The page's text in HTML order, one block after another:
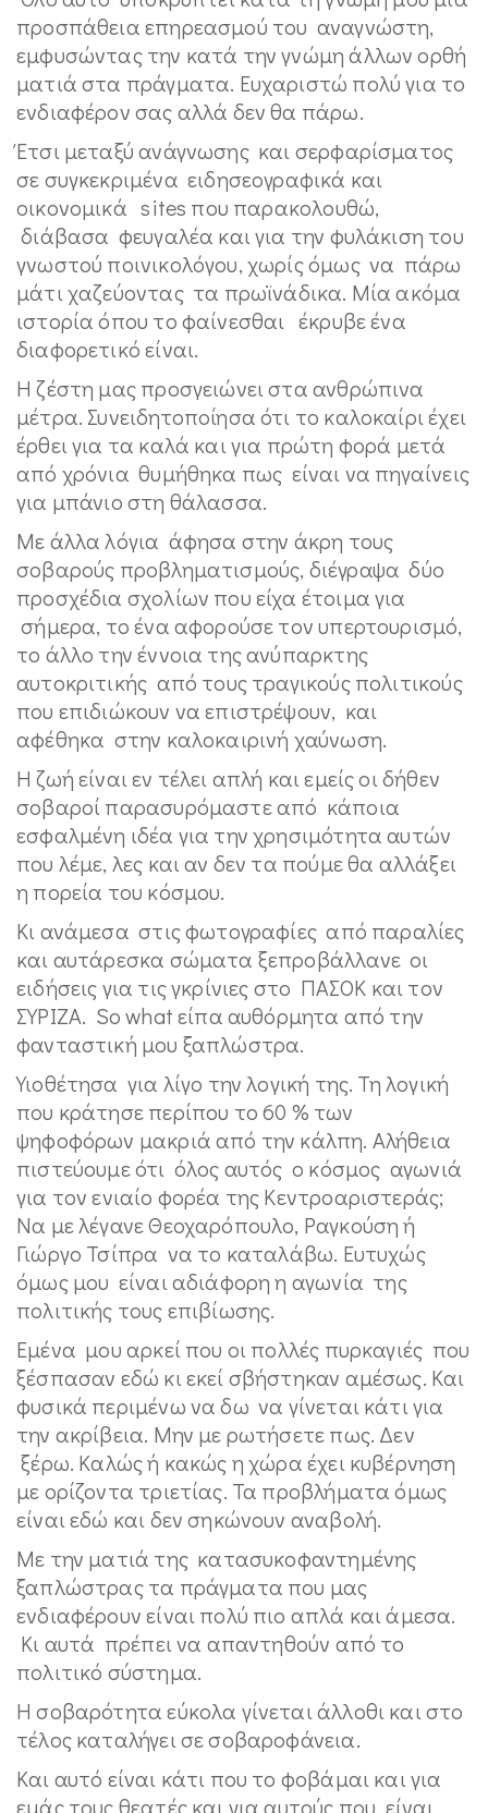
προσπάθεια επηρεασμού του αναγνώστη,
εμφυσώντας την κατά την γνώμη άλλων ορθή
ματιά στα πράγματα. Ευχαριστώ πολύ για το
ενδιαφέρον σας αλλά δεν θα πάρω.
Έτσι μεταξύ ανάγνωσης και σερφαρίσματος
σε συγκεκριμένα ειδησεογραφικά και
οικονομικά sites που παρακολουθώ,
διάβασα φευγαλέα και για την φυλάκιση του
γνωστού ποινικολόγου, χωρίς όμως να πάρω
μάτι χαζεύοντας τα πρωϊνάδικα. Μία ακόμα
ιστορία όπου το φαίνεσθαι έκρυβε ένα
διαφορετικό είναι.
Η ζέστη μας προσγειώνει στα ανθρώπινα
μέτρα. Συνειδητοποίησα ότι το καλοκαίρι έχει
έρθει για τα καλά και για πρώτη φορά μετά
από χρόνια θυμήθηκα πως είναι να πηγαίνεις
για μπάνιο στη θάλασσα.
Με άλλα λόγια άφησα στην άκρη τους
σοβαρούς προβληματισμούς, διέγραψα δύο
προσχέδια σχολίων που είχα έτοιμα για
σήμερα, το ένα αφορούσε τον υπερτουρισμό,
το άλλο την έννοια της ανύπαρκτης
αυτοκριτικής από τους τραγικούς πολιτικούς
που επιδιώκουν να επιστρέψουν, και
αφέθηκα στην καλοκαιρινή χαύνωση.
Η ζωή είναι εν τέλει απλή και εμείς οι δήθεν
σοβαροί παρασυρόμαστε από κάποια
εσφαλμένη ιδέα για την χρησιμότητα αυτών
που λέμε, λες και αν δεν τα πούμε θα αλλάξει
η πορεία του κόσμου.
Κι ανάμεσα στις φωτογραφίες από παραλίες
και αυτάρεσκα σώματα ξεπροβάλλανε οι
ειδήσεις για τις γκρίνιες στο ΠΑΣΟΚ και τον
ΣΥΡΙΖΑ. So what είπα αυθόρμητα από την
φανταστική μου ξαπλώστρα.
Υιοθέτησα για λίγο την λογική της. Τη λογική
που κράτησε περίπου το 60 % των
ψηφοφόρων μακριά από την κάλπη. Αλήθεια
πιστεύουμε ότι όλος αυτός ο κόσμος αγωνιά
για τον ενιαίο φορέα της Κεντροαριστεράς;
Να με λέγανε Θεοχαρόπουλο, Ραγκούση ή
Γιώργο Τσίπρα να το καταλάβω. Ευτυχώς
όμως μου είναι αδιάφορη η αγωνία της
πολιτικής τους επιβίωσης.
Εμένα μου αρκεί που οι πολλές πυρκαγιές που
ξέσπασαν εδώ κι εκεί σβήστηκαν αμέσως. Και
φυσικά περιμένω να δω να γίνεται κάτι για
την ακρίβεια. Μην με ρωτήσετε πως. Δεν
ξέρω. Καλώς ή κακώς η χώρα έχει κυβέρνηση
με ορίζοντα τριετίας. Τα προβλήματα όμως
είναι εδώ και δεν σηκώνουν αναβολή.
Με την ματιά της κατασυκοφαντημένης
ξαπλώστρας τα πράγματα που μας
ενδιαφέρουν είναι πολύ πιο απλά και άμεσα.
Κι αυτά πρέπει να απαντηθούν από το
πολιτικό σύστημα.
Η σοβαρότητα εύκολα γίνεται άλλοθι και στο
τέλος καταλήγει σε σοβαροφάνεια.
Και αυτό είναι κάτι που το φοβάμαι και για
εμάς τους θεατές και για αυτούς που είναι